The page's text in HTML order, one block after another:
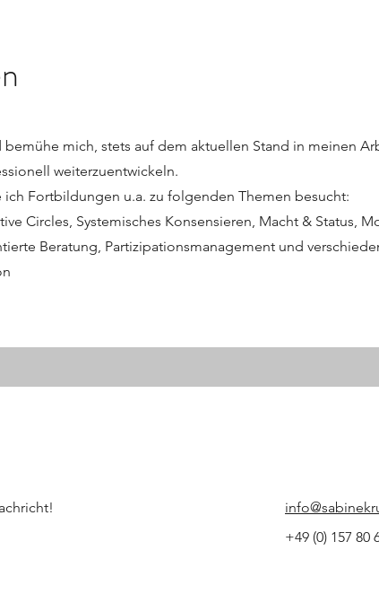
mich, stets auf dem aktuellen Stand in meinen
weiterzuentwickeln.
ich Fortbildungen u.a. zu folgenden Themen besucht:
Circles, Systemisches Konsensieren, Macht & Status,
Beratung, Partizipationsmanagement und
+49 (0) 157 80